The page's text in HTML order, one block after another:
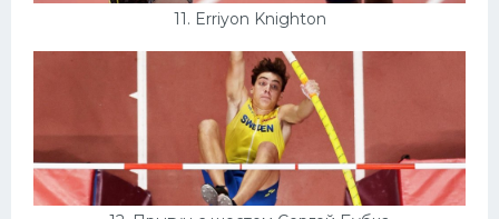
11. Erriyon Knighton